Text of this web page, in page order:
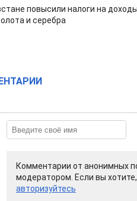
повысили налоги на
и серебра
Комментарии от анонимных
модератором. Если вы
авторизуйтесь